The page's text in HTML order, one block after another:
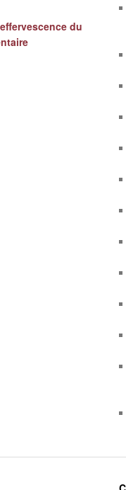
effervescence du